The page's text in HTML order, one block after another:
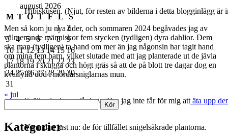
Sidopanel
augusti 2026
M T O T F L
S
1
2
3
4 5 6 7 8
9
10 11 12 13 14 15 16
17 18 19 20 21 22 23
24 25 26 27 28 29 30
31
« jul
Kategorier
Hibiskusen. (Njut, för resten av bilderna i detta blogginlägg är
Men så kom ju nya tider, och sommaren 2024 begåvades jag av
välmenande människor fem stycken (tydligen) dyra dahlior. Dem
ska man (tydligen) ta hand om mer än jag någonsin har tagit hand
om mina fem barn, vilket slutade med att jag planterade ut de jävla
plantorna i skugga och högt gräs så att de på blott tre dagar dog en
kvalfylld död i mördarsniglarnas mun.
Snäll snigel som får leva. Om jag inte får för mig att äta upp
Verandan just nu: de för tillfället snigelsäkrade plantorna.